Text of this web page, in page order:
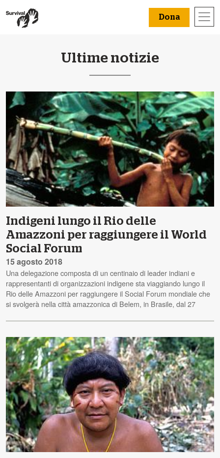
Dona
Ultime notizie
Indigeni lungo il Rio delle
Amazzoni per raggiungere il World
Social Forum
15 agosto 2018
Una delegazione composta di un centinaio di leader indiani e
rappresentanti di organizzazioni indigene sta viaggiando lungo il
Rio delle Amazzoni per raggiungere il Social Forum mondiale che
si svolgerà nella città amazzonica di Belem, in Brasile, dal 27